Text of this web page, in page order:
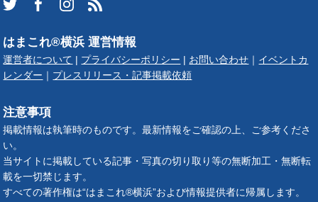
はまこれ®横浜 運営情報
運営者について プライバシーポリシー お問い合わせ
イベントカ
レンダー
プレスリリース・記事掲載依頼
注意事項
掲載情報は執筆時のものです。最新情報をご確認の上、ご参考くださ
い。
当サイトに掲載している記事・写真の切り取り等の無断加工・無断転
載を一切禁じます。
すべての著作権は“はまこれ®横浜”および情報提供者に帰属します。